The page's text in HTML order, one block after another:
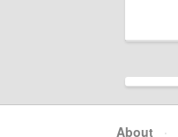
About ·